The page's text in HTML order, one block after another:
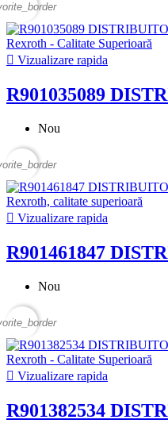
 Vizualizare rapida
R901035089
Nou
 Vizualizare rapida
R901461847
Nou
 Vizualizare rapida
R901382534